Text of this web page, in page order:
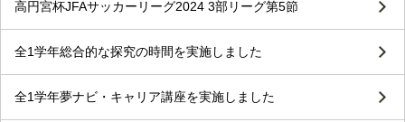
高円宮杯JFAサッカーリーグ2024 3部リーグ第5節
全1学年総合的な探究の時間を実施しました
全1学年夢ナビ・キャリア講座を実施しました